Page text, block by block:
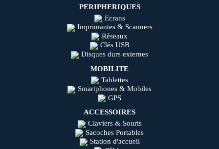
PERIPHERIQUES
Ecrans
Imprimantes & Scanners
Réseaux
Clés USB
Disques durs externes
MOBILITE
Tablettes
Smartphones & Mobiles
GPS
ACCESSOIRES
Claviers & Souris
Sacoches Portables
Station d'accueil